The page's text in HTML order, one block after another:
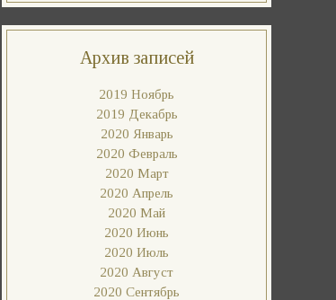
Архив записей
2019 Ноябрь
2019 Декабрь
2020 Январь
2020 Февраль
2020 Март
2020 Апрель
2020 Май
2020 Июнь
2020 Июль
2020 Август
2020 Сентябрь